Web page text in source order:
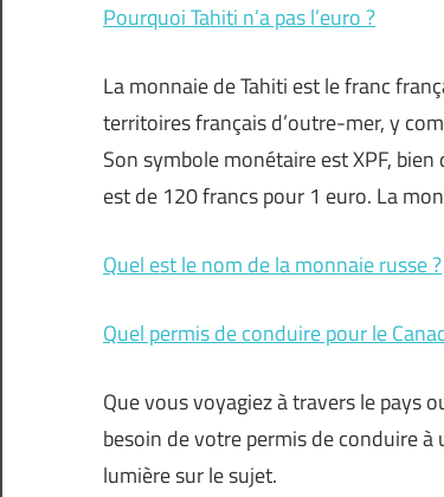
Pourquoi Tahiti n’a pas l’euro ?
La monnaie de Tahiti est le franc
territoires français d’outre-mer, y
Son symbole monétaire est XPF,
est de 120 francs pour 1 euro. La
Quel est le nom de la monnaie russe ?
Quel permis de conduire pour le
Que vous voyagiez à travers le pays
besoin de votre permis de conduire
lumière sur le sujet.